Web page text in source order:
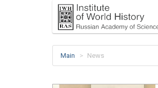
Main News